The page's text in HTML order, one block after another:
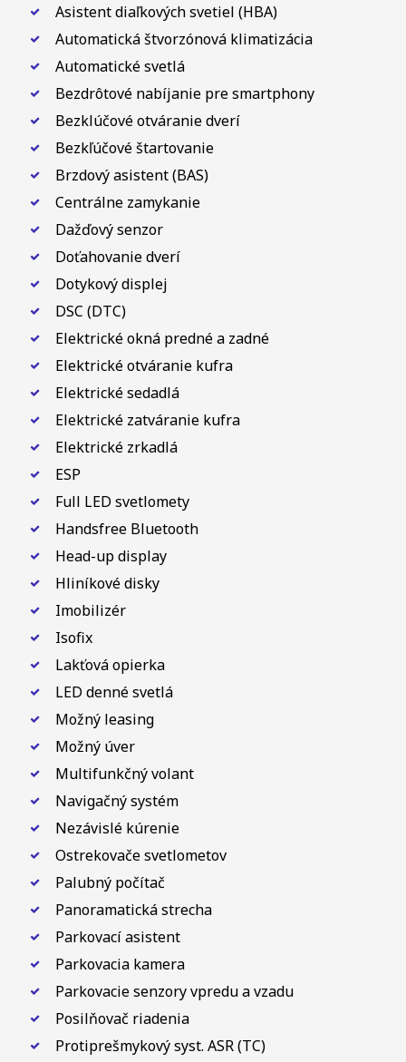
Asistent diaľkových svetiel (HBA)
Automatická štvorzónová klimatizácia
Automatické svetlá
Bezdrôtové nabíjanie pre smartphony
Bezklúčové otváranie dverí
Bezkľúčové štartovanie
Brzdový asistent (BAS)
Centrálne zamykanie
Dažďový senzor
Doťahovanie dverí
Dotykový displej
DSC (DTC)
Elektrické okná predné a zadné
Elektrické otváranie kufra
Elektrické sedadlá
Elektrické zatváranie kufra
Elektrické zrkadlá
ESP
Full LED svetlomety
Handsfree Bluetooth
Head-up display
Hliníkové disky
Imobilizér
Isofix
Lakťová opierka
LED denné svetlá
Možný leasing
Možný úver
Multifunkčný volant
Navigačný systém
Nezávislé kúrenie
Ostrekovače svetlometov
Palubný počítač
Panoramatická strecha
Parkovací asistent
Parkovacia kamera
Parkovacie senzory vpredu a vzadu
Posilňovač riadenia
Protiprešmykový syst. ASR (TC)